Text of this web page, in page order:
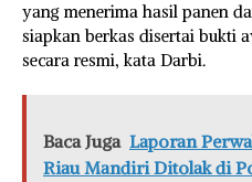
yang menerima hasil panen
siapkan berkas disertai bukti
secara resmi, kata Darbi.
Baca Juga Laporan
Riau Mandiri Ditolak di